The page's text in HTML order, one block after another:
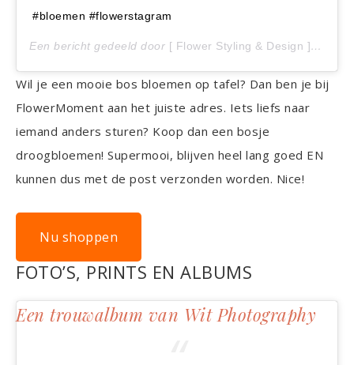
#bloemen #flowerstagram
Een bericht gedeeld door [ Flower Styling & Design ]
Wil je een mooie bos bloemen op tafel? Dan ben je bij
FlowerMoment aan het juiste adres. Iets liefs naar
iemand anders sturen? Koop dan een bosje
droogbloemen! Supermooi, blijven heel lang goed EN
kunnen dus met de post verzonden worden. Nice!
Nu shoppen
FOTO’S, PRINTS EN ALBUMS
Een trouwalbum van Wit Photography